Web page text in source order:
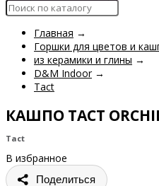
Главная →
Горшки для цветов и
из керамики и глины →
D&M Indoor →
Tact
КАШПО TACT
Tact
В избранное
Поделиться